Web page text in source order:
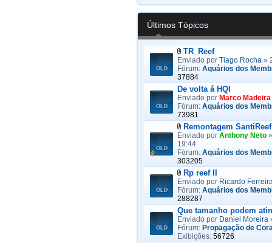
Últimos Tópicos
TR_Reef
Enviado por Tiago Rocha »
Fórum: Aquários dos
37884
De volta á HQI
Enviado por Marco Madeira
Fórum: Aquários dos
73981
Remontagem
Enviado por Anthony Neto
19:44
Fórum: Aquários dos
303205
Rp reef II
Enviado por Ricardo
Fórum: Aquários dos
288287
Que tamanho podem
Enviado por Daniel Moreira
Fórum: Propagação de
Exibições: 56726